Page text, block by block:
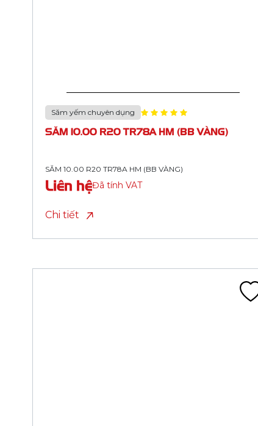
Săm yếm chuyên dụng
SĂM 7.50-16/7.50 R16 TR177A HM
SĂM 7.50-16/7.50 R16 TR177A HM
Liên hệĐã tính VAT
Chi tiết